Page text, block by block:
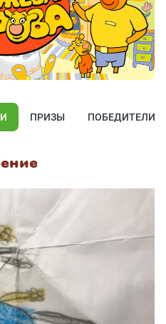
ПРИЗЫ ПОБЕДИТЕЛИ